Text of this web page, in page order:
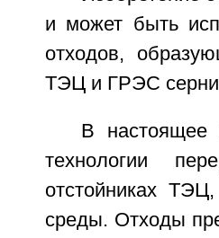
и может быть
отходов,
ТЭЦ и ГРЭС
В настоящее
технологии
отстойниках
среды. Отходы